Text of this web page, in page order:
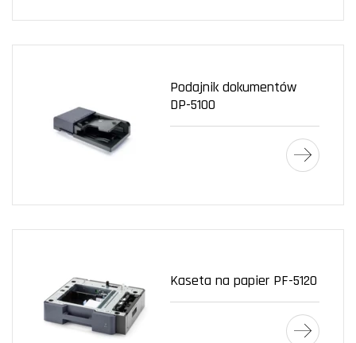
Podajnik dokumentów
DP-5100
Kaseta na papier PF-5120